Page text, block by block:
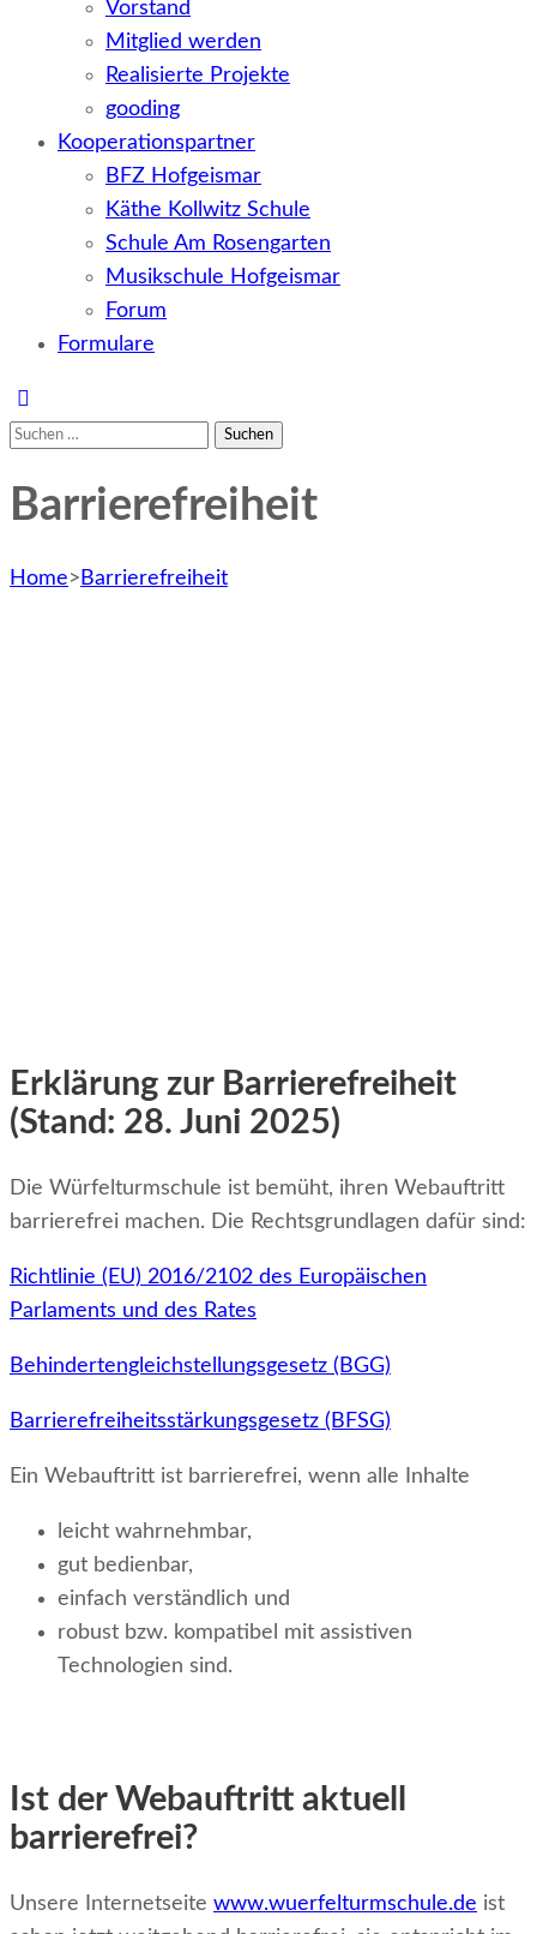
Vorstand
Mitglied werden
Realisierte Projekte
gooding
Kooperationspartner
BFZ Hofgeismar
Käthe Kollwitz Schule
Schule Am Rosengarten
Musikschule Hofgeismar
Forum
Formulare
Suchen
Barrierefreiheit
Home> Barrierefreiheit
Erklärung zur Barrierefreiheit
(Stand: 28. Juni 2025)
Die Würfelturmschule ist bemüht, ihren Webauftritt
barrierefrei machen. Die Rechtsgrundlagen dafür sind:
Richtlinie (EU) 2016/2102 des Europäischen
Parlaments und des Rates
Behindertengleichstellungsgesetz (BGG)
Barrierefreiheitsstärkungsgesetz (BFSG)
Ein Webauftritt ist barrierefrei, wenn alle Inhalte
leicht wahrnehmbar,
gut bedienbar,
einfach verständlich und
robust bzw. kompatibel mit assistiven
Technologien sind.
Ist der Webauftritt aktuell
barrierefrei?
Unsere Internetseite www.wuerfelturmschule.de ist